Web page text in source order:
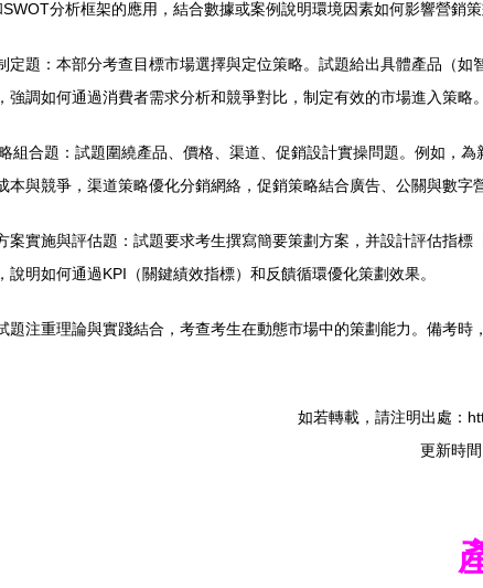
分析框架的應用，結合數據或案例說明環境因素如何影響營銷策
定題：本部分考查目標市場選擇與定位策略。試題給出具體產品（
強調如何通過消費者需求分析和競爭對比，制定有效的市場進入策略。
組合題：試題圍繞產品、價格、渠道、促銷設計實操問題。例如，
本與競爭，渠道策略優化分銷網絡，促銷策略結合廣告、公關與數字
案實施與評估題：試題要求考生撰寫簡要策劃方案，并設計評估指
說明如何通過KPI（關鍵績效指標）和反饋循環優化策劃效果。
題注重理論與實踐結合，考查考生在動態市場中的策劃能力。備考時
如若轉載，請注明出處：
更新時